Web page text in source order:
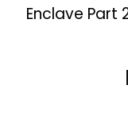
Enclave Part